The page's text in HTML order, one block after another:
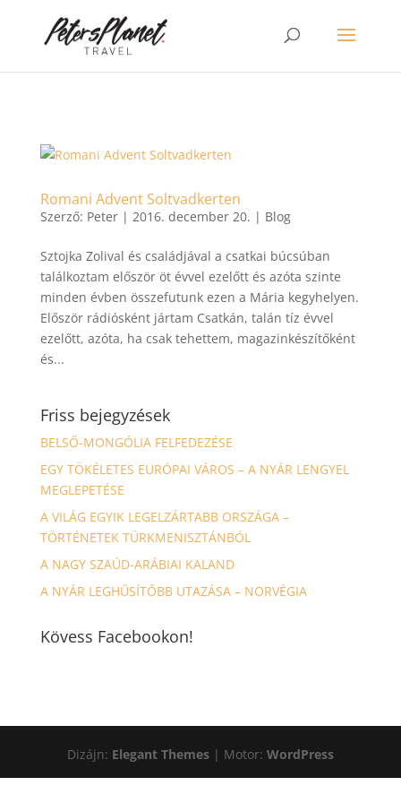
Romani Advent Soltvadkerten
Szerző: Peter| 2016. december 20. | Blog
Sztojka Zolival és családjával a csatkai búcsúban
találkoztam először öt évvel ezelőtt és azóta szinte
minden évben összefutunk ezen a Mária kegyhelyen.
Először rádiósként jártam Csatkán, talán tíz évvel
ezelőtt, azóta, ha csak tehettem, magazinkészítőként
és...
Friss bejegyzések
BELSŐ-MONGÓLIA FELFEDEZÉSE
EGY TÖKÉLETES EURÓPAI VÁROS – A NYÁR LENGYEL
MEGLEPETÉSE
A VILÁG EGYIK LEGELZÁRTABB ORSZÁGA –
TÖRTÉNETEK TÜRKMENISZTÁNBÓL
A NAGY SZAÚD-ARÁBIAI KALAND
A NYÁR LEGHŰSÍTŐBB UTAZÁSA – NORVÉGIA
Kövess Facebookon!
Dizájn: Elegant Themes| Motor: WordPress